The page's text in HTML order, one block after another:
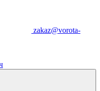
zakaz@vorota-